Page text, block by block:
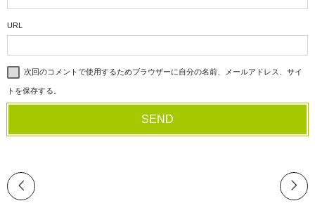
URL
次回のコメントで使用するためブラウザーに自分の名前、メールアドレス、サイ
トを保存する。